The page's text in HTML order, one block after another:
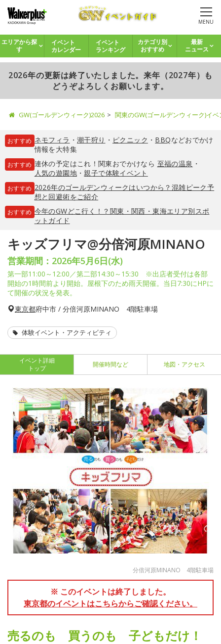
MENU
エリアから探
す
イベント
カレンダー
イベント
ランキング
カテゴリ別
おすすめ
最新
ニュース
2026年の更新は終了いたしました。来年（2027年）も
どうぞよろしくお願いします。
GW(ゴールデンウィーク)2026 関東のGW(ゴールデンウィーク)イ
おすすめ ネモフィラ ・ 潮干狩り ・ ピクニック ・ BBQなどおでかけ
情報を大特集
おすすめ 連休の予定はこれ！関東おでかけなら 至福の温泉 ・
人気の遊園地・親子で体験イベント
おすすめ 2026年のゴールデンウィークはいつから？混雑ピーク予
想と回避術をご紹介
おすすめ 今年のGWどこ行く！？関東・関西・東海エリア別スポ
ットガイド
キッズフリマ@分倍河原MINANO
営業期間：2026年5月6日(水)
第一部11:00～12:00／第二部14:30～15:30 ※出店者受付は各部
開始の1時間前より開始。屋根下のため雨天開催。当日7:30にHPに
て開催の状況を発表。
東京都府中市 / 分倍河原MINANO 4階駐車場
体験イベント・アクティビティ
イベント詳細
トップ
開催時間など 地図・アクセス
分倍河原MINANO 4階駐車場
※ このイベントは終了しました。
東京都のイベントはこちらからご確認ください。
売るのも 買うのも 子どもだけ！